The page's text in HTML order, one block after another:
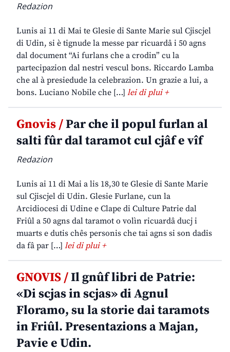
Redazion
Lunis ai 11 di Mai te Glesie di Sante Marie sul Cjiscjel
di Udin, si è tignude la messe par ricuardâ i 50 agns
dal document “Ai furlans che a crodin” cu la
partecipazion dal nestri vescul bons. Riccardo Lamba
che al à presiedude la celebrazion. Un grazie a lui, a
bons. Luciano Nobile che […] lei di plui +
Gnovis /Par che il popul furlan al
salti fûr dal taramot cul cjâf e vîf
Redazion
Lunis ai 11 di Mai a lis 18,30 te Glesie di Sante Marie
sul Cjiscjel di Udin. Glesie Furlane, cun la
Arcidiocesi di Udine e Clape di Culture Patrie dal
Friûl a 50 agns dal taramot o volìn ricuardâ ducj i
muarts e dutis chês personis che tai agns si son dadis
da fâ par […] lei di plui +
GNOVIS /Il gnûf libri de Patrie:
«Di scjas in scjas» di Agnul
Floramo, su la storie dai taramots
in Friûl. Presentazions a Majan,
Pavie e Udin.